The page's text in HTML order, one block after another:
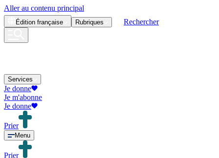
Aller au contenu principal
Édition française Rubriques Rechercher
Services
Je donne
Je m'abonne
Je donne
Prier
Menu
Prier